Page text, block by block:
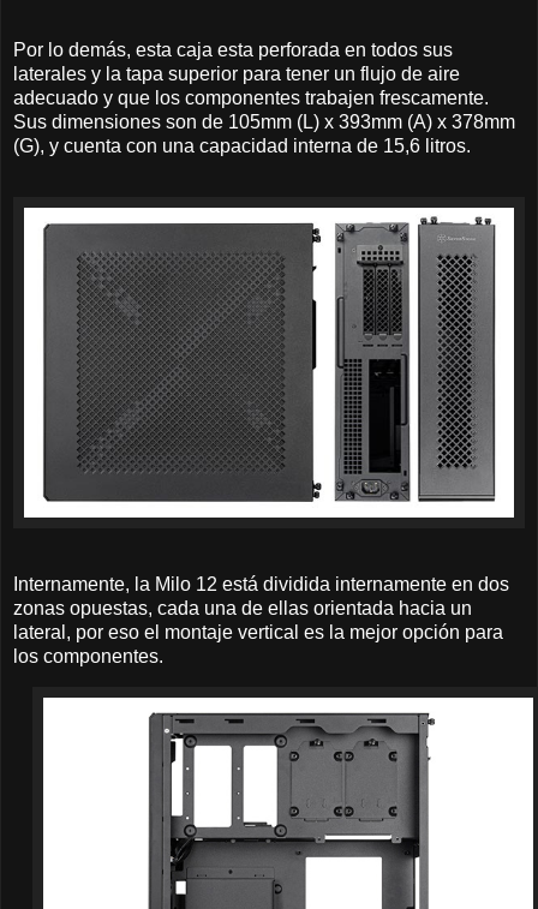
Por lo demás, esta caja esta perforada en todos sus
laterales y la tapa superior para tener un flujo de aire
adecuado y que los componentes trabajen frescamente.
Sus dimensiones son de 105mm (L) x 393mm (A) x 378mm
(G), y cuenta con una capacidad interna de 15,6 litros.
Internamente, la Milo 12 está dividida internamente en dos
zonas opuestas, cada una de ellas orientada hacia un
lateral, por eso el montaje vertical es la mejor opción para
los componentes.